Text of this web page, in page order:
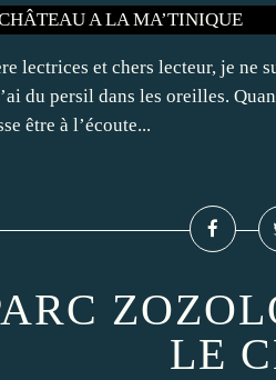
lectrices et chers lecteur, je ne
du persil dans les oreilles.
être à l’écoute...
LE